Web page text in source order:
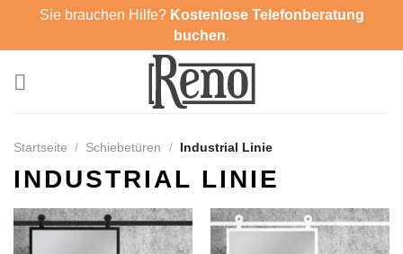
springen
Sie brauchen Hilfe? Kostenlose Telefonberatung
buchen.
Startseite / Schiebetüren / Industrial Linie
INDUSTRIAL LINIE